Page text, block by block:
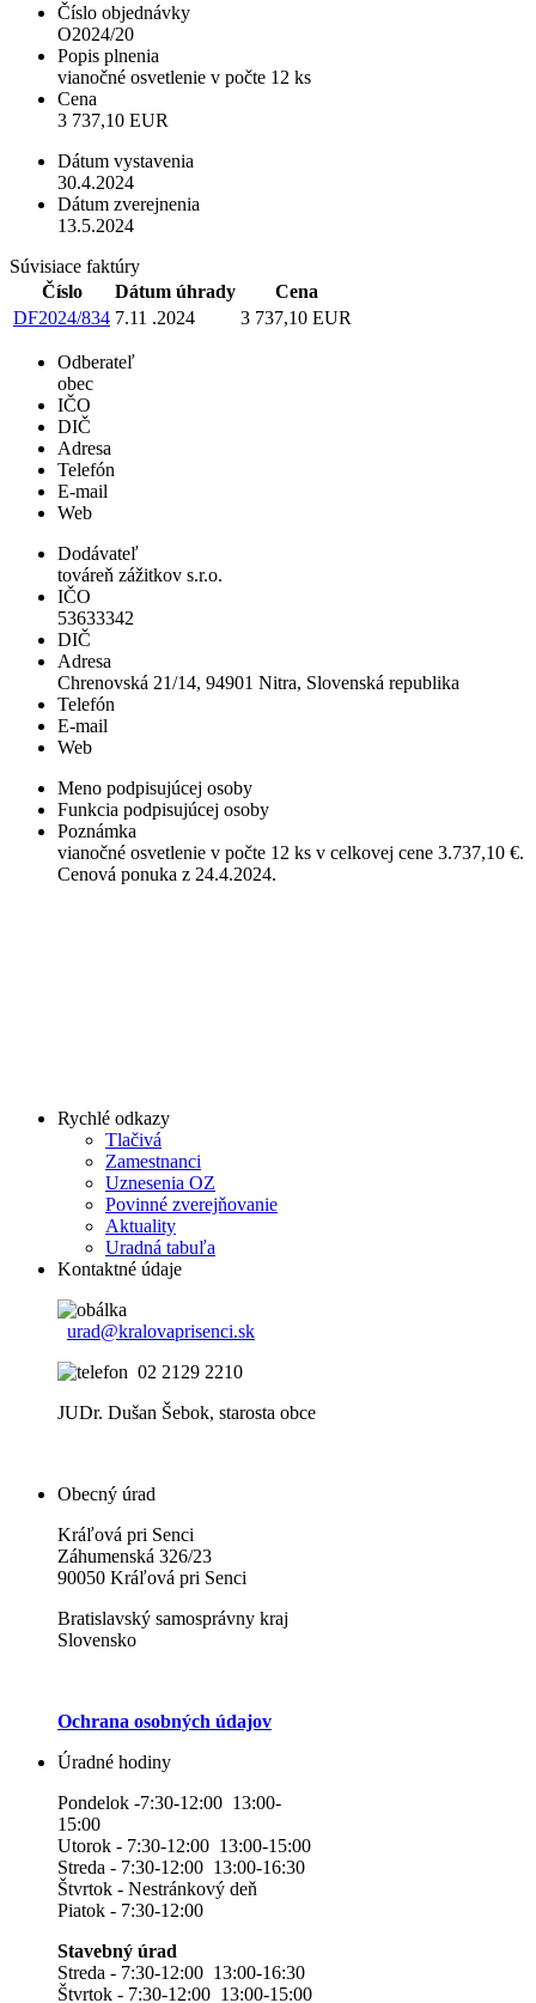
Číslo objednávky
O2024/20
Popis plnenia
vianočné osvetlenie v počte 12 ks
Cena
3 737,10 EUR
Dátum vystavenia
30.4.2024
Dátum zverejnenia
13.5.2024
Súvisiace faktúry
Číslo
Dátum úhrady
Cena
DF2024/834 7.11 .2024 3 737,10 EUR
Odberateľ
obec
IČO
DIČ
Adresa
Telefón
E-mail
Web
Dodávateľ
továreň zážitkov s.r.o.
IČO
53633342
DIČ
Adresa
Chrenovská 21/14, 94901 Nitra, Slovenská republika
Telefón
E-mail
Web
Meno podpisujúcej osoby
Funkcia podpisujúcej osoby
Poznámka
vianočné osvetlenie v počte 12 ks v celkovej cene 3.737,10 €.
Cenová ponuka z 24.4.2024.
Rychlé odkazy
Tlačivá
Zamestnanci
Uznesenia OZ
Povinné zverejňovanie
Aktuality
Uradná tabuľa
Kontaktné údaje
urad@kralovaprisenci.sk
02 2129 2210
JUDr. Dušan Šebok, starosta obce
Obecný úrad
Kráľová pri Senci
Záhumenská 326/23
90050 Kráľová pri Senci
Bratislavský samosprávny kraj
Slovensko
Ochrana osobných údajov
Úradné hodiny
Pondelok -7:30-12:00 13:00-
15:00
Utorok - 7:30-12:00 13:00-15:00
Streda - 7:30-12:00 13:00-16:30
Štvrtok - Nestránkový deň
Piatok - 7:30-12:00
Stavebný úrad
Streda - 7:30-12:00 13:00-16:30
Štvrtok - 7:30-12:00 13:00-15:00